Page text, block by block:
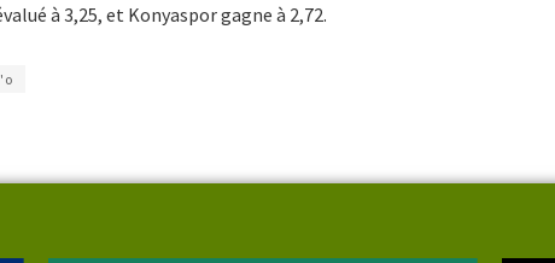
à 3,25, et Konyaspor gagne à 2,72.